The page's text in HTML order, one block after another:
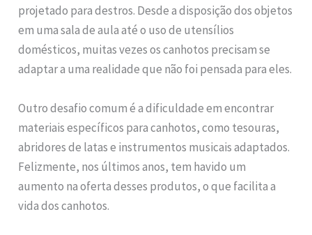
projetado para destros. Desde a disposição dos objetos
em uma sala de aula até o uso de utensílios
domésticos, muitas vezes os canhotos precisam se
adaptar a uma realidade que não foi pensada para eles.
Outro desafio comum é a dificuldade em encontrar
materiais específicos para canhotos, como tesouras,
abridores de latas e instrumentos musicais adaptados.
Felizmente, nos últimos anos, tem havido um
aumento na oferta desses produtos, o que facilita a
vida dos canhotos.